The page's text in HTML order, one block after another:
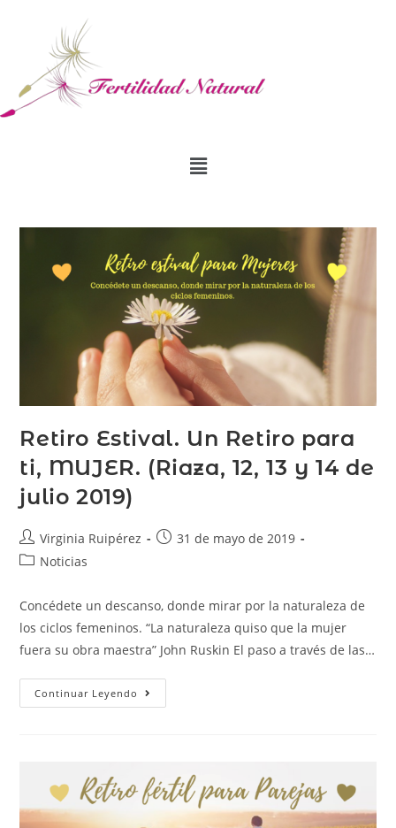
Retiro Estival. Un Retiro para
ti, MUJER. (Riaza, 12, 13 y 14 de
julio 2019)
Virginia Ruipérez
31 de mayo de 2019
Noticias
Concédete un descanso, donde mirar por la naturaleza de
los ciclos femeninos. “La naturaleza quiso que la mujer
fuera su obra maestra” John Ruskin El paso a través de las…
Continuar Leyendo